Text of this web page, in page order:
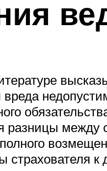
разницы между
страхователя